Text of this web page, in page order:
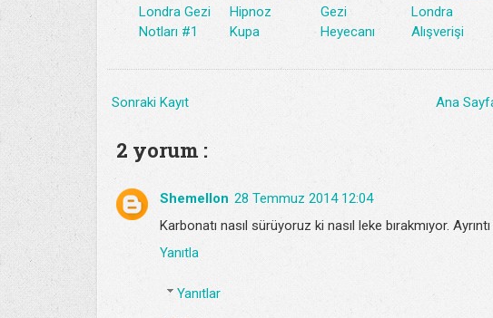
Londra Gezi
Notları #1
Hipnoz
Kupa
Gezi
Heyecanı
Londra
Alışverişi
Sonraki Kayıt Ana
2 yorum :
Shemellon 28 Temmuz 2014 12:04
Karbonatı nasıl sürüyoruz ki nasıl leke bırakmıyor.
Yanıtla
Yanıtlar